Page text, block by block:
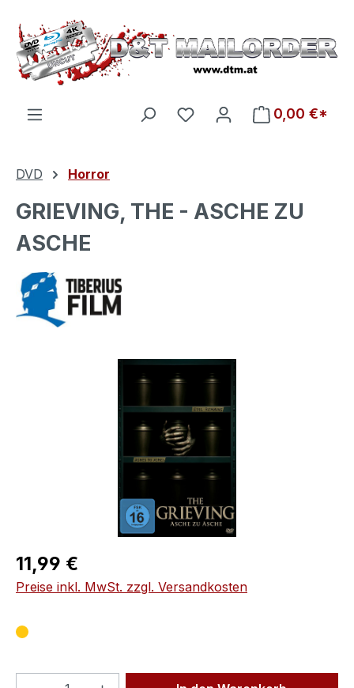
Zum Hauptinhalt springen
Du hast 0 Produkte auf
0,00 €*
DVD Horror
GRIEVING, THE - ASCHE ZU
ASCHE
Bildergalerie überspringen
Regulärer Preis:
11,99 €
Preise inkl. MwSt. zzgl. Versandkosten